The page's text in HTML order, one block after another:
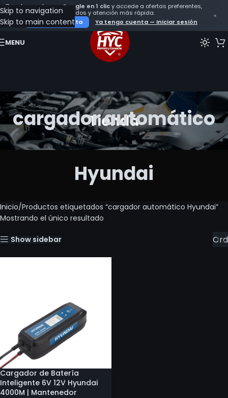
Crea tu cuenta con Google en 1 clicy accede a ofertas preferentes,
seguimiento de tus pedidos y atención más rápida.
Crear mi cuenta
Ya tengo cuenta — Iniciar sesión
×
Skip to navigation
Skip to main content
MENU
cargador automático
Hyundai
Inicio Productos etiquetados “cargador automático Hyundai”
Mostrando el único resultado
Show sidebar
Cargador de Batería
Inteligente 6V 12V Hyundai
4000M | Mantenedor